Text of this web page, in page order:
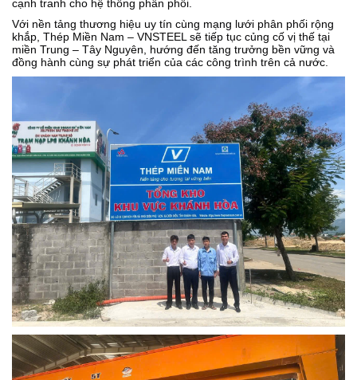
cạnh tranh cho hệ thống phân phối.
Với nền tảng thương hiệu uy tín cùng mạng lưới phân phối rộng
khắp, Thép Miền Nam – VNSTEEL sẽ tiếp tục củng cố vị thế tại
miền Trung – Tây Nguyên, hướng đến tăng trưởng bền vững và
đồng hành cùng sự phát triển của các công trình trên cả nước.